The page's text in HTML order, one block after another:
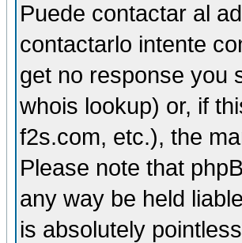
Puede contactar al
contactarlo intente
get no response you
whois lookup) or, if
f2s.com, etc.), the
Please note that
any way be held
is absolutely